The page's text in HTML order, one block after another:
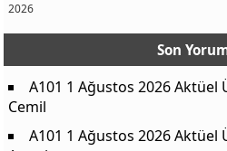
Yenigün Harnup Pekmezi
Pek Food Burgu Erişte 500
Burcu Ketçap 650g + Mayonez
Chef Seasons Sos Çeşitleri
2026
Son
A101 1 Ağustos 2026
Cemil
A101 1 Ağustos 2026